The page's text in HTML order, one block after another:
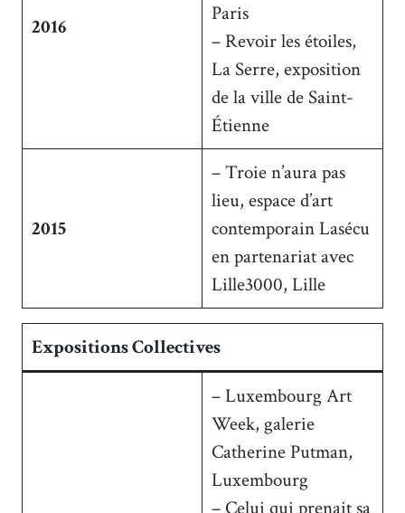
2016
Paris
– Revoir les étoiles,
La Serre, exposition
de la ville de Saint-
Étienne
2015
– Troie n’aura pas
lieu, espace d’art
contemporain Lasécu
en partenariat avec
Lille3000, Lille
Expositions Collectives
– Luxembourg Art
Week, galerie
Catherine Putman,
Luxembourg
– Celui qui prenait sa